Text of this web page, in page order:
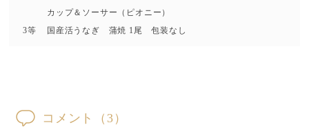
カップ＆ソーサー（ピオニー）
3等
国産活うなぎ 蒲焼 1尾 包装なし
コメント （3）